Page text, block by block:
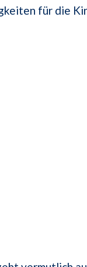
für die